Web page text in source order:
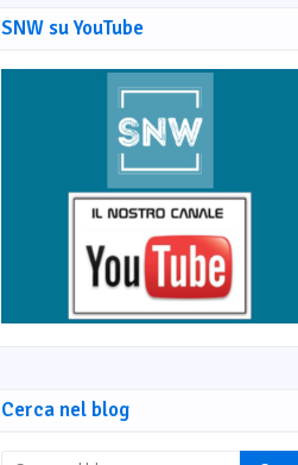
SNW su YouTube
Cerca nel blog